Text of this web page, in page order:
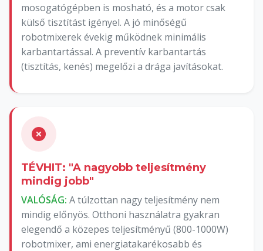
mosogatógépben is mosható, és a motor csak
külső tisztítást igényel. A jó minőségű
robotmixerek évekig működnek minimális
karbantartással. A preventív karbantartás
(tisztítás, kenés) megelőzi a drága javításokat.
TÉVHIT: "A nagyobb teljesítmény
mindig jobb"
VALÓSÁG: A túlzottan nagy teljesítmény nem
mindig előnyös. Otthoni használatra gyakran
elegendő a közepes teljesítményű (800-1000W)
robotmixer, ami energiatakarékosabb és